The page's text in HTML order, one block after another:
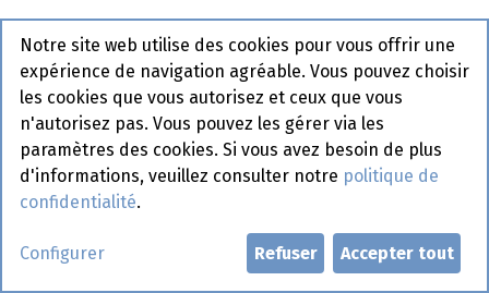
Algérienne Colona Tube 1 L
Actif
Demander un compte
Notre site web utilise des cookies pour vous offrir une
expérience de navigation agréable. Vous pouvez choisir
les cookies que vous autorisez et ceux que vous
n'autorisez pas. Vous pouvez les gérer via les
paramètres des cookies. Si vous avez besoin de plus
d'informations, veuillez consulter notre politique de
confidentialité.
Configurer Refuser Accepter tout